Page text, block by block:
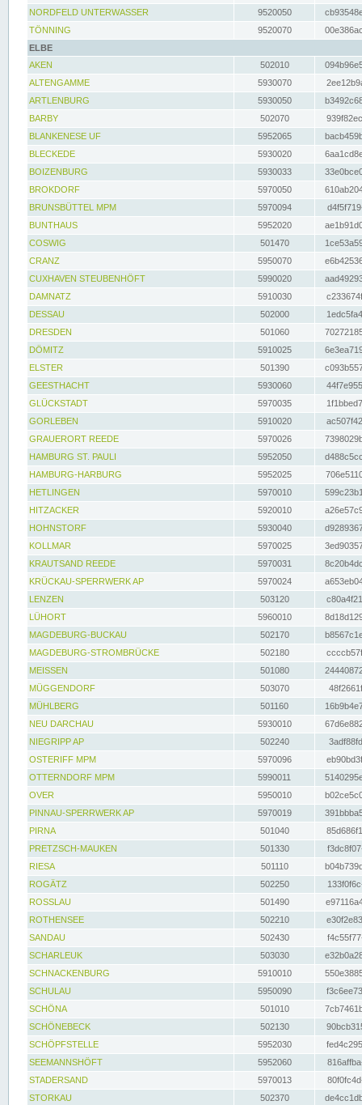
NORDFELD UNTERWASSER
9520050
TÖNNING
9520070
ELBE
AKEN
502010
ALTENGAMME
5930070
ARTLENBURG
5930050
BARBY
502070
BLANKENESE UF
5952065
BLECKEDE
5930020
BOIZENBURG
5930033
BROKDORF
5970050
BRUNSBÜTTEL MPM
5970094
BUNTHAUS
5952020
COSWIG
501470
CRANZ
5950070
CUXHAVEN STEUBENHÖFT
5990020
DAMNATZ
5910030
DESSAU
502000
DRESDEN
501060
DÖMITZ
5910025
ELSTER
501390
GEESTHACHT
5930060
GLÜCKSTADT
5970035
GORLEBEN
5910020
GRAUERORT REEDE
5970026
HAMBURG ST. PAULI
5952050
HAMBURG-HARBURG
5952025
HETLINGEN
5970010
HITZACKER
5920010
HOHNSTORF
5930040
KOLLMAR
5970025
KRAUTSAND REEDE
5970031
KRÜCKAU-SPERRWERK AP
5970024
LENZEN
503120
LÜHORT
5960010
MAGDEBURG-BUCKAU
502170
MAGDEBURG-STROMBRÜCKE
502180
MEISSEN
501080
MÜGGENDORF
503070
MÜHLBERG
501160
NEU DARCHAU
5930010
NIEGRIPP AP
502240
OSTERIFF MPM
5970096
OTTERNDORF MPM
5990011
OVER
5950010
PINNAU-SPERRWERK AP
5970019
PIRNA
501040
PRETZSCH-MAUKEN
501330
RIESA
501110
ROGÄTZ
502250
ROSSLAU
501490
ROTHENSEE
502210
SANDAU
502430
SCHARLEUK
503030
SCHNACKENBURG
5910010
SCHULAU
5950090
SCHÖNA
501010
SCHÖNEBECK
502130
SCHÖPFSTELLE
5952030
SEEMANNSHÖFT
5952060
STADERSAND
5970013
STORKAU
502370